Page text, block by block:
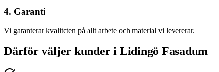
4. Garanti
Vi garanterar kvaliteten på allt arbete och material vi levererar.
Därför väljer kunder i Lidingö Fasadum